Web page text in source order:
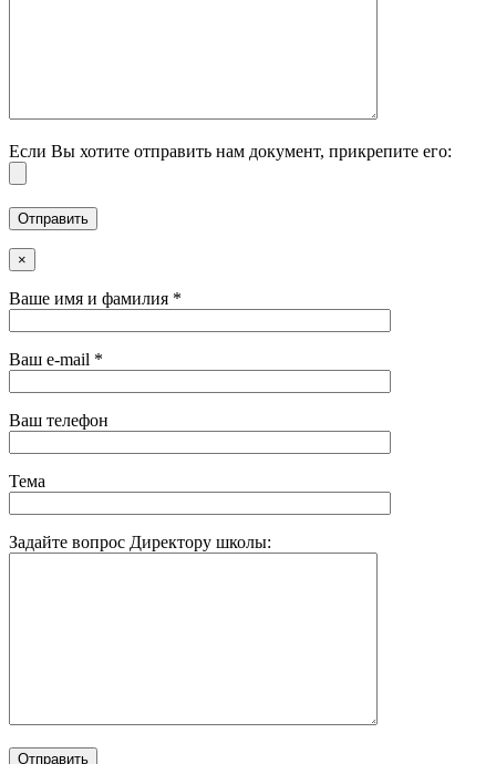
Если Вы хотите отправить нам документ, прикрепите его:
×
Ваше имя и фамилия *
Ваш e-mail *
Ваш телефон
Тема
Задайте вопрос Директору школы: